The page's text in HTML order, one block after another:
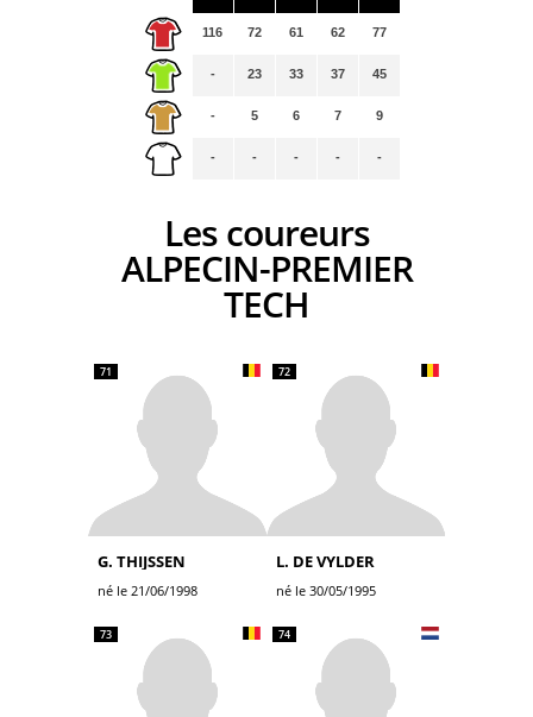
116
-
-
-
72
23
5
-
61
33
6
-
62
37
7
-
77
45
9
-
Les coureurs
ALPECIN-PREMIER
TECH
71
G. THIJSSEN
né le 21/06/1998
72
L. DE VYLDER
né le 30/05/1995
73 74